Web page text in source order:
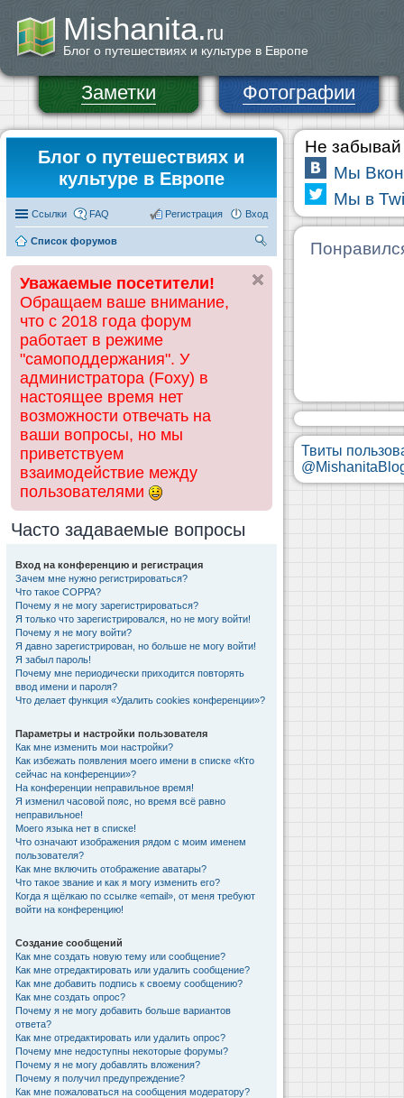
Mishanita.ru
Блог о путешествиях и культуре в Европе
Заметки Фотографии
Блог о путешествиях и
культуре в Европе
Ссылки FAQ Вход
Регистрация
Список форумов
ск
Уважаемые посетители!
Обращаем ваше внимание,
что с 2018 года форум
работает в режиме
"самоподдержания". У
администратора (Foxy) в
настоящее время нет
возможности отвечать на
ваши вопросы, но мы
приветствуем
взаимодействие между
пользователями
Часто задаваемые вопросы
Вход на конференцию и регистрация
Зачем мне нужно регистрироваться?
Что такое COPPA?
Почему я не могу зарегистрироваться?
Я только что зарегистрировался, но не могу войти!
Почему я не могу войти?
Я давно зарегистрирован, но больше не могу войти!
Я забыл пароль!
Почему мне периодически приходится повторять
ввод имени и пароля?
Что делает функция «Удалить cookies конференции»?
Параметры и настройки пользователя
Как мне изменить мои настройки?
Как избежать появления моего имени в списке «Кто
сейчас на конференции»?
На конференции неправильное время!
Я изменил часовой пояс, но время всё равно
неправильное!
Моего языка нет в списке!
Что означают изображения рядом с моим именем
пользователя?
Как мне включить отображение аватары?
Что такое звание и как я могу изменить его?
Когда я щёлкаю по ссылке «email», от меня требуют
войти на конференцию!
Создание сообщений
Как мне создать новую тему или сообщение?
Как мне отредактировать или удалить сообщение?
Как мне добавить подпись к своему сообщению?
Как мне создать опрос?
Почему я не могу добавить больше вариантов
ответа?
Как мне отредактировать или удалить опрос?
Почему мне недоступны некоторые форумы?
Почему я не могу добавлять вложения?
Почему я получил предупреждение?
Как мне пожаловаться на сообщения модератору?
Не забывай
Мы
Мы в
Твиты